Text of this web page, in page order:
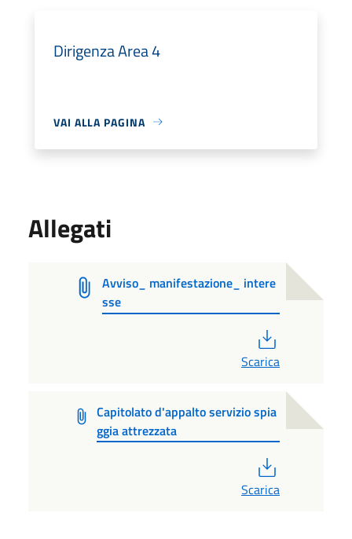
Dirigenza Area 4
VAI ALLA PAGINA
Allegati
Avviso_ manifestazione_ intere
sse
Scarica
Capitolato d'appalto servizio spia
ggia attrezzata
Scarica